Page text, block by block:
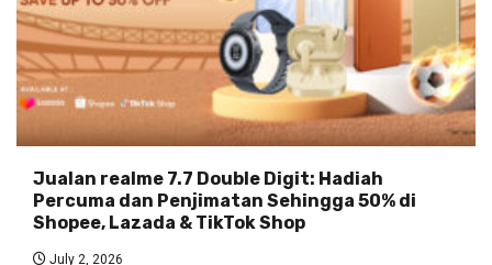
Jualan realme 7.7 Double Digit: Hadiah
Percuma dan Penjimatan Sehingga 50% di
Shopee, Lazada & TikTok Shop
July 2, 2026